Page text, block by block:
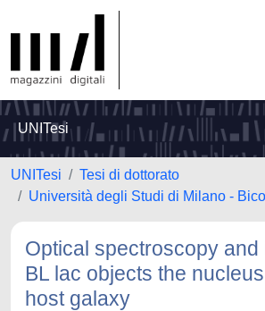
UNITesi
UNITesi
Tesi di dottorato
Università degli Studi di Milano -
Optical spectroscopy and
BL lac objects the
host galaxy